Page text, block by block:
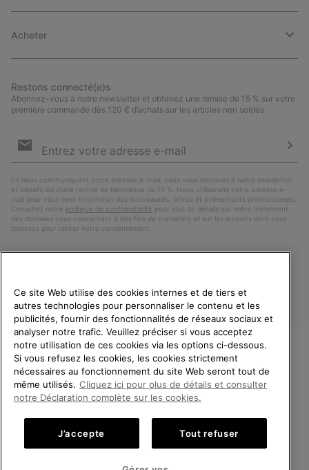
Acheter
Restons connecté(e)s
Abonnez-vous à notre newsletter et obtenez une remise de 15 % sur votre
première commande dès 120 € d’achats sur les articles non soldés.
par
En nous communiquant votre adresse e-mail, vous vous inscrivez à notre newsletter
et bénéficiez d’une remise de bienvenue de 15 %. Nous utiliserons votre adresse e-
mail pour vous tenir informé(e) des nouveautés, offres et événements promotionnels.
Consultez notre politique de confidentialité pour plus de détails sur notre traitement
des données vous concernant à des fins de marketing et sur les moyens dont vous
disposez pour retirer votre consentement.
France
©2026 SOREL. Tous droits réservés.
Conditions Générales de Vente Garanties Légales
Impressum Public CBCR
BIENVENUE CHEZ SOREL.
VEUILLEZ SÉLECTIONNER
VOTRE PAYS DE LIVRAISON.
Achats en ligne disponibles
Ce site Web utilise des cookies internes et de tiers et
autres technologies pour personnaliser le contenu et les
publicités, fournir des fonctionnalités de réseaux sociaux et
analyser notre trafic. Veuillez préciser si vous acceptez
notre utilisation de ces cookies via les options ci-dessous.
Si vous refusez les cookies, les cookies strictement
nécessaires au fonctionnement du site Web seront tout de
même utilisés. Cliquez ici pour plus de détails et consulter
notre Déclaration complète sur les cookies.
J’accepte Tout refuser